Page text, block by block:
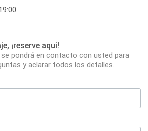
¡reserve aqui!
pondrá en contacto con usted para
y aclarar todos los detalles.